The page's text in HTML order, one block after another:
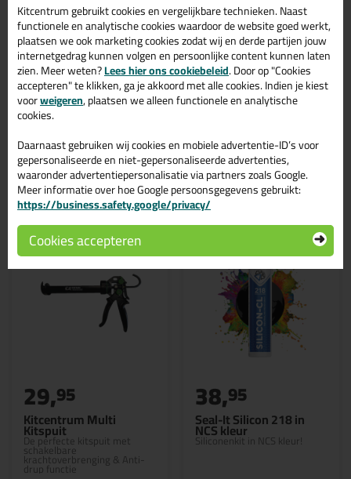
product?Lees alles over dit product >
Tips & tricks voor Seal-it Silicon 218
in RAL kleur
In de volgende blogs wordt dit product gebruikt:
Welke kit heb ik nodig voor mijn badkamer?
Gerelateerde producten
Kitcentrum Multi
Kitspuit
De perfecte kitspuit met
schakelbare
krachtoverbrenging & Anti-
drup functie
29,95
Seal-It Silicon 218 in
NCS kleur
Siliconenkit in NCS kleur!
38,95
Kitcentrum gebruikt cookies en vergelijkbare technieken. Naast
functionele en analytische cookies waardoor de website goed werkt,
plaatsen we ook marketing cookies zodat wij en derde partijen jouw
internetgedrag kunnen volgen en persoonlijke content kunnen laten
zien. Meer weten?Lees hier ons cookiebeleid. Door op "Cookies
accepteren" te klikken, ga je akkoord met alle cookies. Indien je kiest
voorweigeren, plaatsen we alleen functionele en analytische
cookies.
Daarnaast gebruiken wij cookies en mobiele advertentie-ID’s voor
gepersonaliseerde en niet-gepersonaliseerde advertenties,
waaronder advertentiepersonalisatie via partners zoals Google.
Meer informatie over hoe Google persoonsgegevens gebruikt:
https://business.safety.google/privacy/
Cookies accepteren